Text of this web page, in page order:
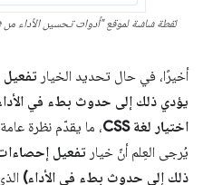
لقطة شاشة لموقع "أدوات تحسين الأداء من Google" لعرض إحصاءات الأجهزة الجوّالة
أخيرًا، في حال تحديد الخيار
يؤدي ذلك إلى حدوث بطء في
اختيار لغة CSS
، ما يقدّم نظرة
يُرجى العِلم أنّ خيار
ذلك إلى حدوث بطء في الأداء)